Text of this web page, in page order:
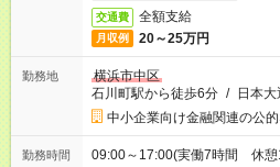
交通費 全額支給
月収例 20～25万円
勤務地
横浜市中区
石川町駅から徒歩6分 / 日本
中小企業向け金融関連の公
勤務時間 09:00～17:00(実働7時間 休憩